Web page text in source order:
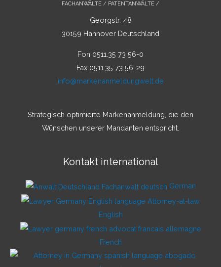
FACHANWÄLTE / PATENTANWÄLTE /
Georgstr. 48
30159 Hannover Deutschland
Fon 0511.35 73 56-0
Fax 0511.35 73 56-29
info@markenanmeldungwelt.de
Strategisch optimierte Markenanmeldung, die den
Wünschen unserer Mandanten entspricht.
Kontakt international
German
English
French